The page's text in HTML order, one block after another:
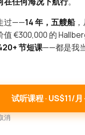
过——14 年，五艘船，
值 €300,000 的
节短课——都是我
试听课程 · US$11/月
消